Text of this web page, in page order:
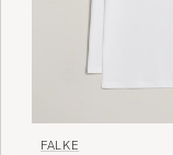
FALKE